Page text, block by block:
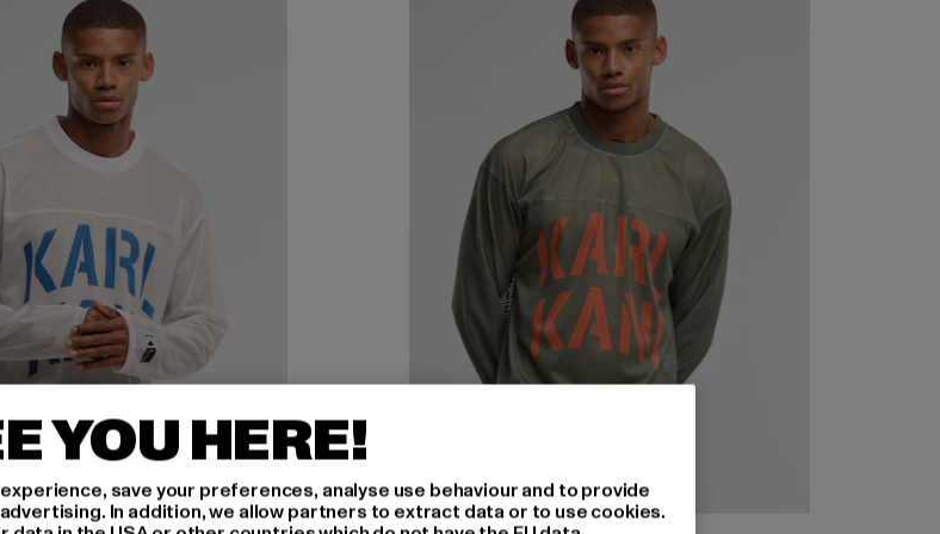
YOU HERE!
save your preferences, analyse use behaviour and to provide
In addition, we allow partners to extract data or to use cookies.